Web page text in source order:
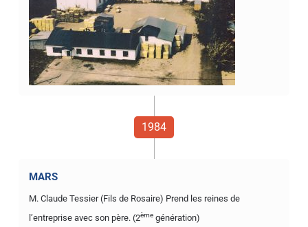
1984
MARS
M. Claude Tessier (Fils de Rosaire) Prend les reines de
l’entreprise avec son père. (2ème génération)